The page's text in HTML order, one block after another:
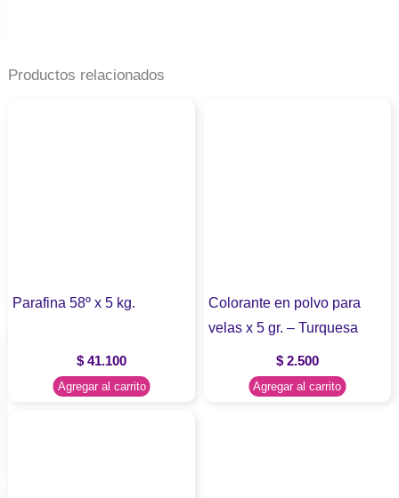
Productos relacionados
Parafina 58º x 5 kg.
$ 41.100
Agregar al carrito
Colorante en polvo para
velas x 5 gr. – Turquesa
$2.500
Agregar al carrito